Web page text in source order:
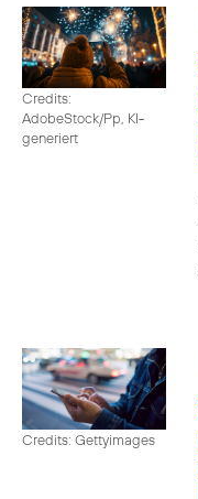
Credits:
AdobeStock/Pp, KI-
generiert
Credits: Gettyimages